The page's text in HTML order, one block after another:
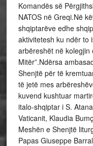
Komandës së
NATOS në Greqi.Në
shqiptarëve edhe
aktivitetesh ku ndër to
arbëreshët në kolegjin
Mitër”.Ndërsa
Shenjtë për të
të jetë mes
kuvend kushtuar
italo-shqiptar i S.
Vaticanit, Klaudia
Meshën e Shenjtë
Papas Giuseppe